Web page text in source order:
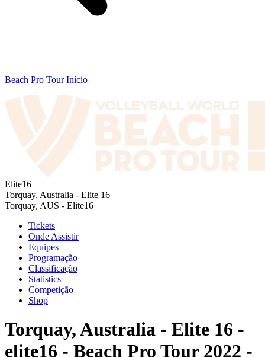
Beach Pro Tour Início
Elite16
Torquay, Australia - Elite 16
Torquay, AUS - Elite16
Tickets
Onde Assistir
Equipes
Programação
Classificação
Statistics
Competição
Shop
Torquay, Australia - Elite 16 -
elite16 - Beach Pro Tour 2022 -